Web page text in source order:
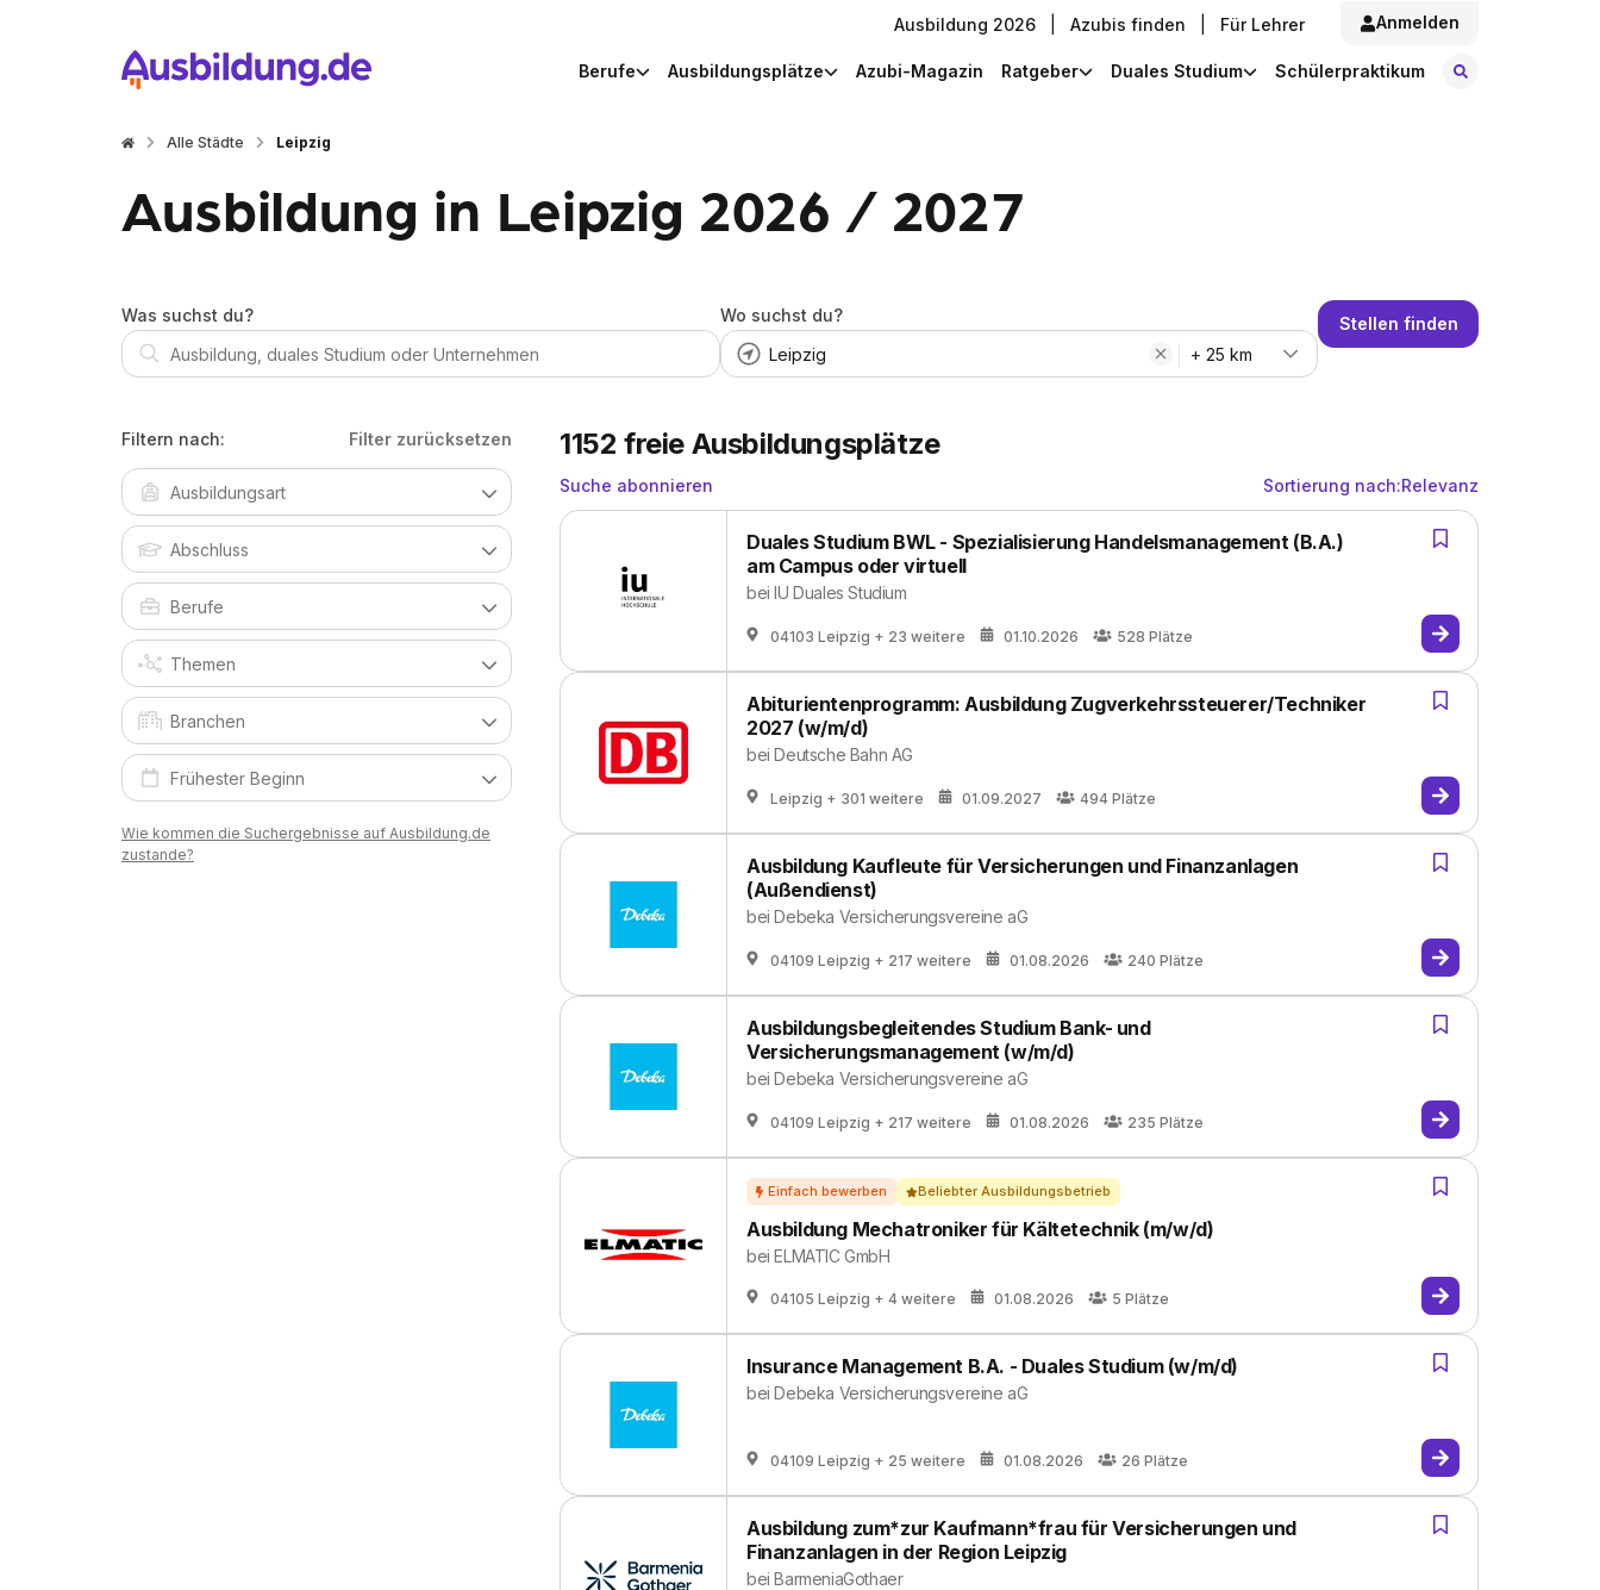
Ausbildung 2026 Azubis finden Für Lehrer Anmelden
Berufe Ausbildungsplätze Azubi-Magazin Ratgeber Duales Studium Schülerpraktikum
Alle Städte Leipzig
Ausbildung in Leipzig 2026 / 2027
Was suchst du?
Wo suchst du?
+ 25 km
Stellen finden
Filtern nach: Filter zurücksetzen
Wie kommen die Suchergebnisse auf Ausbildung.de
zustande?
1152 freie Ausbildungsplätze
Suche abonnieren Sortierung nach:Relevanz
Duales Studium BWL - Spezialisierung Handelsmanagement (B.A.)
am Campus oder virtuell
beiIU Duales Studium
04103 Leipzig + 23 weitere 01.10.2026 528 Plätze
Abiturientenprogramm: Ausbildung Zugverkehrssteuerer/Techniker
2027 (w/m/d)
beiDeutsche Bahn AG
Leipzig + 301 weitere 01.09.2027 494 Plätze
Ausbildung Kaufleute für Versicherungen und Finanzanlagen
(Außendienst)
beiDebeka Versicherungsvereine aG
04109 Leipzig + 217 weitere 01.08.2026 240 Plätze
Ausbildungsbegleitendes Studium Bank- und
Versicherungsmanagement (w/m/d)
beiDebeka Versicherungsvereine aG
04109 Leipzig + 217 weitere 01.08.2026 235 Plätze
Ausbildung Mechatroniker für Kältetechnik (m/w/d)
beiELMATIC GmbH
04105 Leipzig + 4 weitere 01.08.2026 5 Plätze
Beliebter Ausbildungsbetrieb
Insurance Management B.A. - Duales Studium (w/m/d)
beiDebeka Versicherungsvereine aG
04109 Leipzig + 25 weitere 01.08.2026 26 Plätze
Ausbildung zum*zur Kaufmann*frau für Versicherungen und
Finanzanlagen in der Region Leipzig
beiBarmeniaGothaer